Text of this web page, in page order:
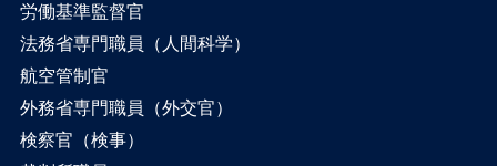
労働基準監督官
法務省専門職員（人間科学）
航空管制官
外務省専門職員（外交官）
検察官（検事）